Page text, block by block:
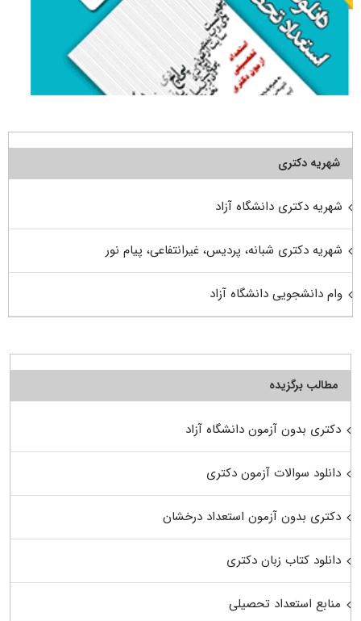
شهریه دکتری
شهریه دکتری دانشگاه آزاد
شهریه دکتری شبانه، پردیس، غیرانتفاعی، پیام نور
وام دانشجویی دانشگاه آزاد
مطالب برگزیده
دکتری بدون آزمون دانشگاه آزاد
دانلود سوالات آزمون دکتری
دکتری بدون آزمون استعداد درخشان
دانلود کتاب زبان دکتری
منابع استعداد تحصیلی